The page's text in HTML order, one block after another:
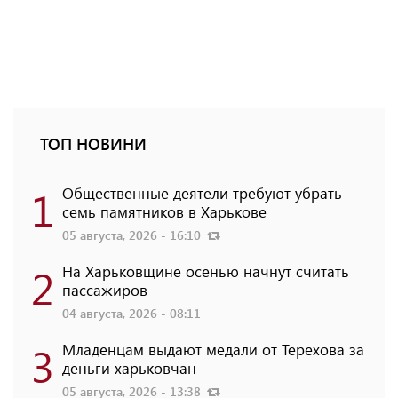
ТОП НОВИНИ
1 Общественные деятели требуют убрать
семь памятников в Харькове
05 августа, 2026 - 16:10
2 На Харьковщине осенью начнут считать
пассажиров
04 августа, 2026 - 08:11
3 Младенцам выдают медали от Терехова за
деньги харьковчан
05 августа, 2026 - 13:38